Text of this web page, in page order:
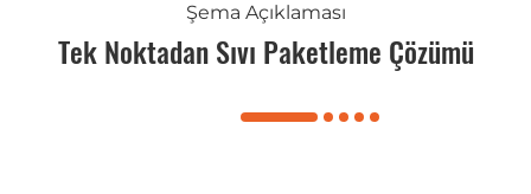
Şema Açıklaması
Tek Noktadan Sıvı Paketleme Çözümü